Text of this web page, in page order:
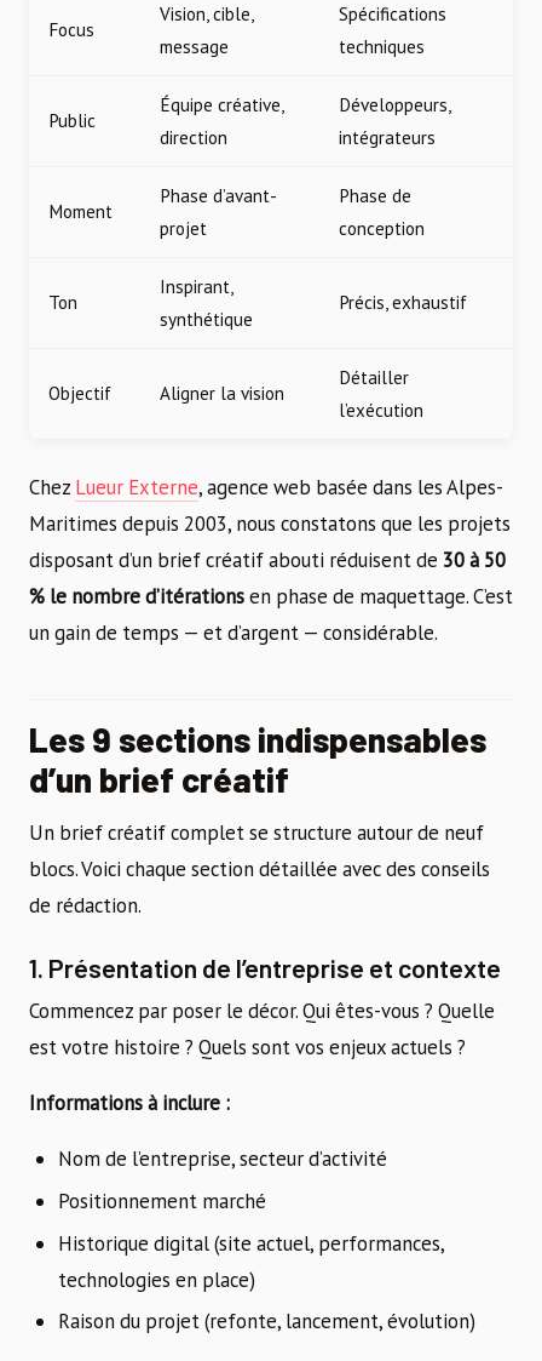
Focus
Vision, cible,
message
Spécifications
techniques
Public
Équipe créative,
direction
Développeurs,
intégrateurs
Moment
Phase d’avant-
projet
Phase de
conception
Ton
Inspirant,
synthétique
Précis, exhaustif
Objectif Aligner la vision
Détailler
l’exécution
Chez Lueur Externe, agence web basée dans les Alpes-
Maritimes depuis 2003, nous constatons que les projets
disposant d’un brief créatif abouti réduisent de 30 à 50
% le nombre d’itérationsen phase de maquettage. C’est
un gain de temps — et d’argent — considérable.
Les 9 sections indispensables
d’un brief créatif
Un brief créatif complet se structure autour de neuf
blocs. Voici chaque section détaillée avec des conseils
de rédaction.
1. Présentation de l’entreprise et contexte
Commencez par poser le décor. Qui êtes-vous ? Quelle
est votre histoire ? Quels sont vos enjeux actuels ?
Informations à inclure :
Nom de l’entreprise, secteur d’activité
Positionnement marché
Historique digital (site actuel, performances,
technologies en place)
Raison du projet (refonte, lancement, évolution)